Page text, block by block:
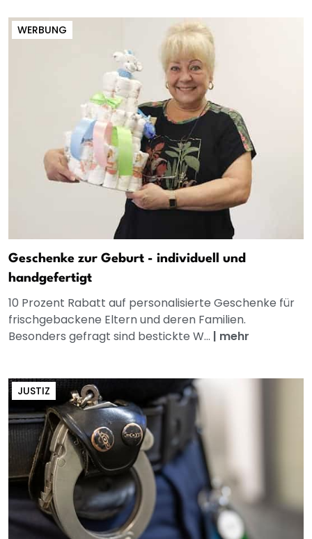
WERBUNG
Geschenke zur Geburt - individuell und
handgefertigt
10 Prozent Rabatt auf personalisierte Geschenke für
frischgebackene Eltern und deren Familien.
Besonders gefragt sind bestickte W... | mehr
JUSTIZ